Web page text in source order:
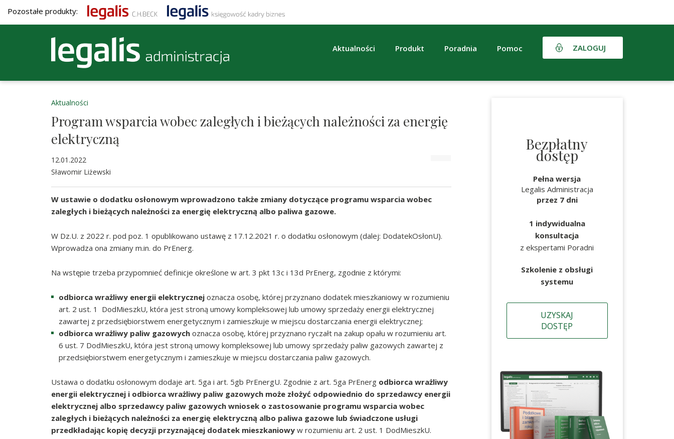
Pozostałe produkty:
Aktualności Produkt Poradnia Pomoc ZALOGUJ
Aktualności
Program wsparcia wobec zaległych i bieżących należności za energię
elektryczną
12.01.2022
Sławomir Liżewski
W ustawie o dodatku osłonowym wprowadzono także zmiany dotyczące programu wsparcia wobec
zaległych i bieżących należności za energię elektryczną albo paliwa gazowe.
W Dz.U. z 2022 r. pod poz. 1 opublikowano ustawę z 17.12.2021 r. o dodatku osłonowym (dalej: DodatekOsłonU).
Wprowadza ona zmiany m.in. do PrEnerg.
Na wstępie trzeba przypomnieć definicje określone w art. 3 pkt 13c i 13d PrEnerg, zgodnie z którymi:
odbiorca wrażliwy energii elektrycznej oznacza osobę, której przyznano dodatek mieszkaniowy w rozumieniu
art. 2 ust. 1 DodMieszkU, która jest stroną umowy kompleksowej lub umowy sprzedaży energii elektrycznej
zawartej z przedsiębiorstwem energetycznym i zamieszkuje w miejscu dostarczania energii elektrycznej;
odbiorca wrażliwy paliw gazowych oznacza osobę, której przyznano ryczałt na zakup opału w rozumieniu art.
6 ust. 7 DodMieszkU, która jest stroną umowy kompleksowej lub umowy sprzedaży paliw gazowych zawartej z
przedsiębiorstwem energetycznym i zamieszkuje w miejscu dostarczania paliw gazowych.
Ustawa o dodatku osłonowym dodaje art. 5ga i art. 5gb PrEnergU. Zgodnie z art. 5ga PrEnerg odbiorca wrażliwy
energii elektrycznej i odbiorca wrażliwy paliw gazowych może złożyć odpowiednio do sprzedawcy energii
elektrycznej albo sprzedawcy paliw gazowych wniosek o zastosowanie programu wsparcia wobec
zaległych i bieżących należności za energię elektryczną albo paliwa gazowe lub świadczone usługi
przedkładając kopię decyzji przyznającej dodatek mieszkaniowy w rozumieniu art. 2 ust. 1 DodMieszkU.
Bezpłatny
dostęp
Pełna wersja
Legalis Administracja
przez 7 dni
1 indywidualna
konsultacja
z ekspertami Poradni
Szkolenie z obsługi
systemu
UZYSKAJ
DOSTĘP